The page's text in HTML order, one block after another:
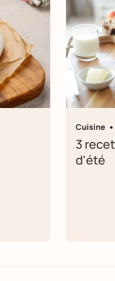
Cuisine
3
d'été